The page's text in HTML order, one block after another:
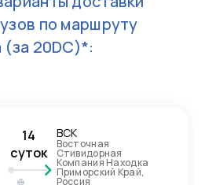
по маршруту
(за 20DC)*:
14
суток
ВСК
Восточная
Стивидорная
Компания Находка
Приморский Край,
Россия